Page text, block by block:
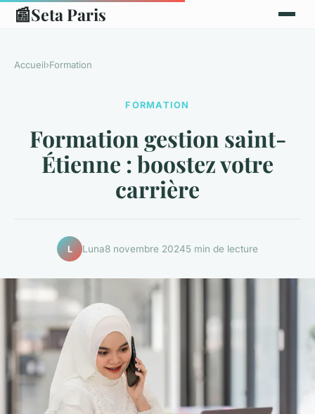
📰Seta Paris
Accueil›Formation
FORMATION
Formation gestion saint-
Étienne : boostez votre
carrière
L Luna8 novembre 20245 min de lecture